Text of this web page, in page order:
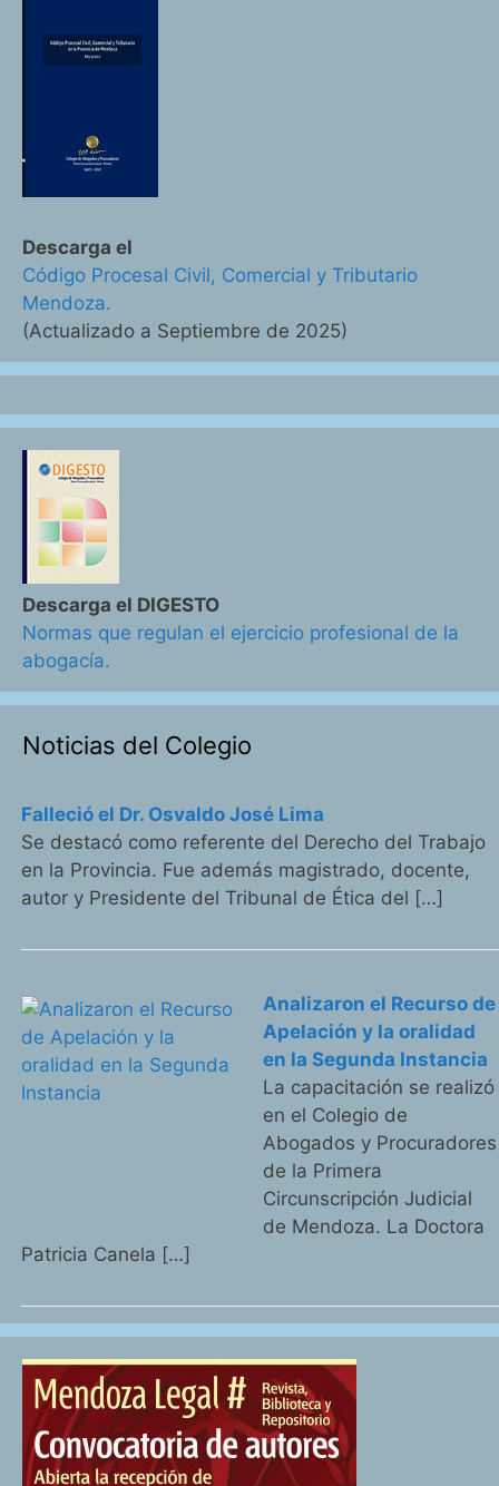
Descarga el
Código Procesal Civil, Comercial y Tributario
Mendoza.
(Actualizado a Septiembre de 2025)
Descarga el DIGESTO
Normas que regulan el ejercicio profesional de la
abogacía.
Noticias del Colegio
Falleció el Dr. Osvaldo José Lima
Se destacó como referente del Derecho del Trabajo
en la Provincia. Fue además magistrado, docente,
autor y Presidente del Tribunal de Ética del […]
Analizaron el Recurso de
Apelación y la oralidad
en la Segunda Instancia
La capacitación se realizó
en el Colegio de
Abogados y Procuradores
de la Primera
Circunscripción Judicial
de Mendoza. La Doctora
Patricia Canela […]